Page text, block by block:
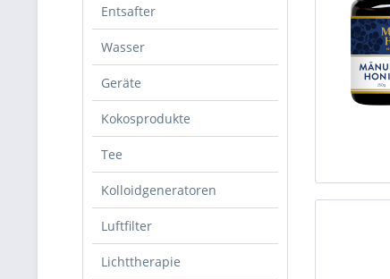
Entsafter
Wasser
Geräte
Kokosprodukte
Tee
Kolloidgeneratoren
Luftfilter
Lichttherapie